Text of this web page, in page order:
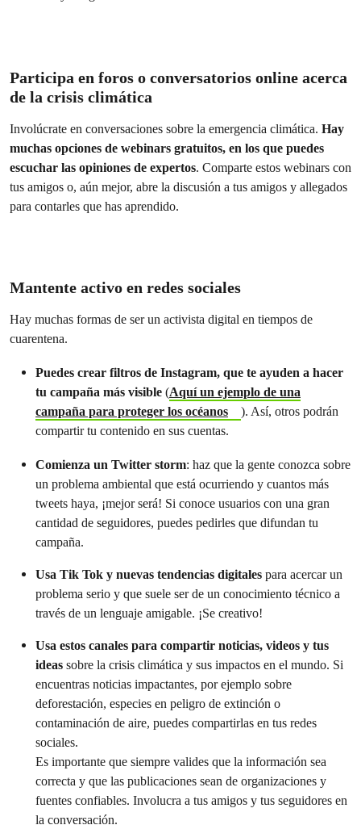
Participa en foros o conversatorios online acerca
de la crisis climática
Involúcrate en conversaciones sobre la emergencia climática. Hay
muchas opciones de webinars gratuitos, en los que puedes
escuchar las opiniones de expertos. Comparte estos webinars con
tus amigos o, aún mejor, abre la discusión a tus amigos y allegados
para contarles que has aprendido.
Mantente activo en redes sociales
Hay muchas formas de ser un activista digital en tiempos de
cuarentena.
Puedes crear filtros de Instagram, que te ayuden a hacer
tu campaña más visible (Aquí un ejemplo de una
campaña para proteger los océanos
). Así, otros podrán
compartir tu contenido en sus cuentas.
Comienza un Twitter storm: haz que la gente conozca sobre
un problema ambiental que está ocurriendo y cuantos más
tweets haya, ¡mejor será! Si conoce usuarios con una gran
cantidad de seguidores, puedes pedirles que difundan tu
campaña.
Usa Tik Tok y nuevas tendencias digitales para acercar un
problema serio y que suele ser de un conocimiento técnico a
través de un lenguaje amigable. ¡Se creativo!
Usa estos canales para compartir noticias, videos y tus
ideas sobre la crisis climática y sus impactos en el mundo. Si
encuentras noticias impactantes, por ejemplo sobre
deforestación, especies en peligro de extinción o
contaminación de aire, puedes compartirlas en tus redes
sociales.
Es importante que siempre valides que la información sea
correcta y que las publicaciones sean de organizaciones y
fuentes confiables. Involucra a tus amigos y tus seguidores en
la conversación.